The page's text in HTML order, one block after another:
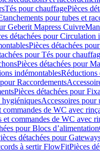
Tés pour chauffagePièces
pour tubes et
Geberit Mapress Cuivre
détachées pour Circulation
Pièces détachées
pour Tés pour
Pièces détachées pour
indémontablesRéductions
Raccordements
Pièces détachées pour
hygiéniquesAccessoires pour
commandes de WC avec
et commandes de WC avec
pour Blocs d’alimentation
détachées pour
à sertir FlowFitPièces